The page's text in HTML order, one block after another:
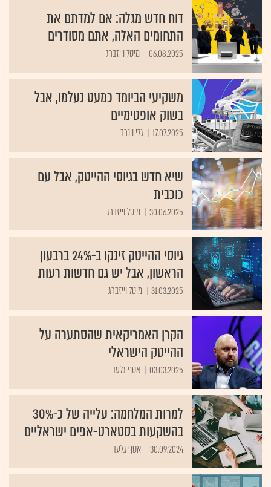
דוח חדש מגלה: אם למדתם את
התחומים האלה, אתם מסודרים
06.08.2025 מיטל וייזברג
משקיעי הביומד כמעט נעלמו, אבל
בשוק אופטימיים
17.07.2025 גלי וינרב
שיא חדש בגיוסי ההייטק, אבל עם
כוכבית
30.06.2025 מיטל וייזברג
גיוסי ההייטק זינקו ב-24% ברבעון
הראשון, אבל יש גם חדשות רעות
31.03.2025 מיטל וייזברג
הקרן האמריקאית שהסתערה על
ההייטק הישראלי
03.03.2025 אסף גלעד
למרות המלחמה: עלייה של כ-30%
בהשקעות בסטארט-אפים ישראליים
30.09.2024 אסף גלעד